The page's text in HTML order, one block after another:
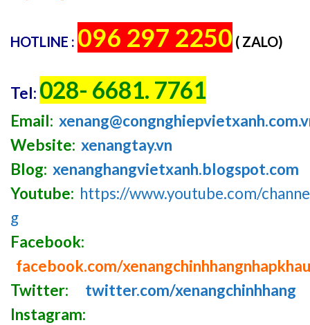
HOTLINE : 096 297 2250 ( ZALO)
Tel: 028- 6681. 7761
Email:
Website: xenangtay.vn
Blog: xenanghangvietxanh.blogspot.com
Youtube: https://www.youtube.com/
g
Facebook:
facebook.com/xenangchinhhangnhapkhau
Twitter:
twitter.com/xenangchinhhang
Instagram: